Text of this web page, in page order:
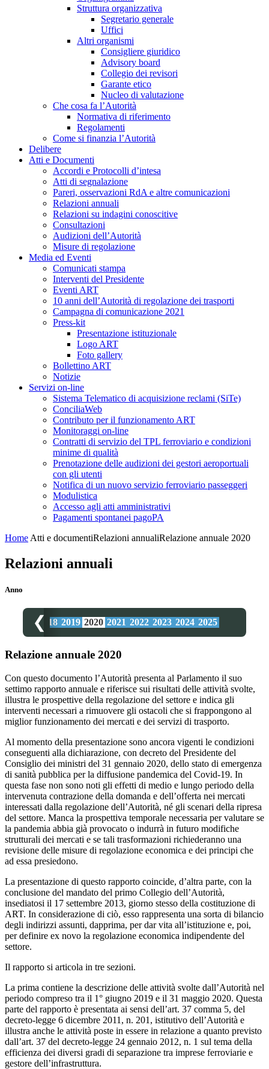
Struttura organizzativa
Segretario generale
Uffici
Altri organismi
Consigliere giuridico
Advisory board
Collegio dei revisori
Garante etico
Nucleo di valutazione
Che cosa fa l’Autorità
Normativa di riferimento
Regolamenti
Come si finanzia l’Autorità
Delibere
Atti e Documenti
Accordi e Protocolli d’intesa
Atti di segnalazione
Pareri, osservazioni RdA e altre comunicazioni
Relazioni annuali
Relazioni su indagini conoscitive
Consultazioni
Audizioni dell’Autorità
Misure di regolazione
Media ed Eventi
Comunicati stampa
Interventi del Presidente
Eventi ART
10 anni dell’Autorità di regolazione dei trasporti
Campagna di comunicazione 2021
Press-kit
Presentazione istituzionale
Logo ART
Foto gallery
Bollettino ART
Notizie
Servizi on-line
Sistema Telematico di acquisizione reclami (SiTe)
ConciliaWeb
Contributo per il funzionamento ART
Monitoraggi on-line
Contratti di servizio del TPL ferroviario e condizioni
minime di qualità
Prenotazione delle audizioni dei gestori aeroportuali
con gli utenti
Notifica di un nuovo servizio ferroviario passeggeri
Modulistica
Accesso agli atti amministrativi
Pagamenti spontanei pagoPA
Home Atti e documentiRelazioni annualiRelazione annuale 2020
Relazioni annuali
Anno
❮2018 2019 2020 2021 2022 2023 2024 2025
Relazione annuale 2020
Con questo documento l’Autorità presenta al Parlamento il suo
settimo rapporto annuale e riferisce sui risultati delle attività svolte,
illustra le prospettive della regolazione del settore e indica gli
interventi necessari a rimuovere gli ostacoli che si frappongono al
miglior funzionamento dei mercati e dei servizi di trasporto.
Al momento della presentazione sono ancora vigenti le condizioni
conseguenti alla dichiarazione, con decreto del Presidente del
Consiglio dei ministri del 31 gennaio 2020, dello stato di emergenza
di sanità pubblica per la diffusione pandemica del Covid-19. In
questa fase non sono noti gli effetti di medio e lungo periodo della
intervenuta contrazione della domanda e dell’offerta nei mercati
interessati dalla regolazione dell’Autorità, né gli scenari della ripresa
del settore. Manca la prospettiva temporale necessaria per valutare se
la pandemia abbia già provocato o indurrà in futuro modifiche
strutturali dei mercati e se tali trasformazioni richiederanno una
revisione delle misure di regolazione economica e dei principi che
ad essa presiedono.
La presentazione di questo rapporto coincide, d’altra parte, con la
conclusione del mandato del primo Collegio dell’Autorità,
insediatosi il 17 settembre 2013, giorno stesso della costituzione di
ART. In considerazione di ciò, esso rappresenta una sorta di bilancio
degli indirizzi assunti, dapprima, per dar vita all’istituzione e, poi,
per definire ex novo la regolazione economica indipendente del
settore.
Il rapporto si articola in tre sezioni.
La prima contiene la descrizione delle attività svolte dall’Autorità nel
periodo compreso tra il 1° giugno 2019 e il 31 maggio 2020. Questa
parte del rapporto è presentata ai sensi dell’art. 37 comma 5, del
decreto-legge 6 dicembre 2011, n. 201, istitutivo dell’Autorità e
illustra anche le attività poste in essere in relazione a quanto previsto
dall’art. 37 del decreto-legge 24 gennaio 2012, n. 1 sul tema della
efficienza dei diversi gradi di separazione tra imprese ferroviarie e
gestore dell’infrastruttura.